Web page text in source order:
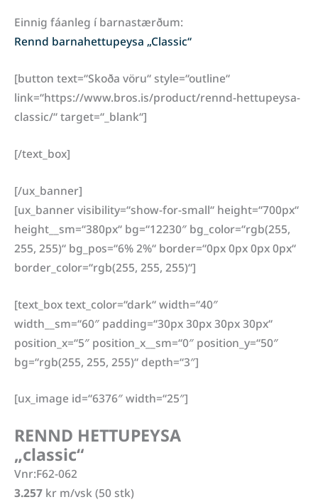
Einnig fáanleg í barnastærðum:
Rennd barnahettupeysa „Classic“
[button text=“Skoða vöru“ style=“outline“
link=“https://www.bros.is/product/rennd-hettupeysa-
classic/“ target=“_blank“]
[/text_box]
[/ux_banner]
[ux_banner visibility=“show-for-small“ height=“700px“
height__sm=“380px“ bg=“12230″ bg_color=“rgb(255,
255, 255)“ bg_pos=“6% 2%“ border=“0px 0px 0px 0px“
border_color=“rgb(255, 255, 255)“]
[text_box text_color=“dark“ width=“40″
width__sm=“60″ padding=“30px 30px 30px 30px“
position_x=“5″ position_x__sm=“0″ position_y=“50″
bg=“rgb(255, 255, 255)“ depth=“3″]
[ux_image id=“6376″ width=“25″]
RENND HETTUPEYSA
„classic“
Vnr:F62-062
3.257 kr m/vsk (50 stk)